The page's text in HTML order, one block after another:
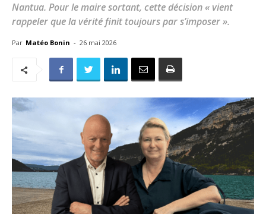
Nantua. Pour le maire sortant, cette décision « vient
rappeler que la vérité finit toujours par s’imposer ».
Par Matéo Bonin - 26 mai 2026